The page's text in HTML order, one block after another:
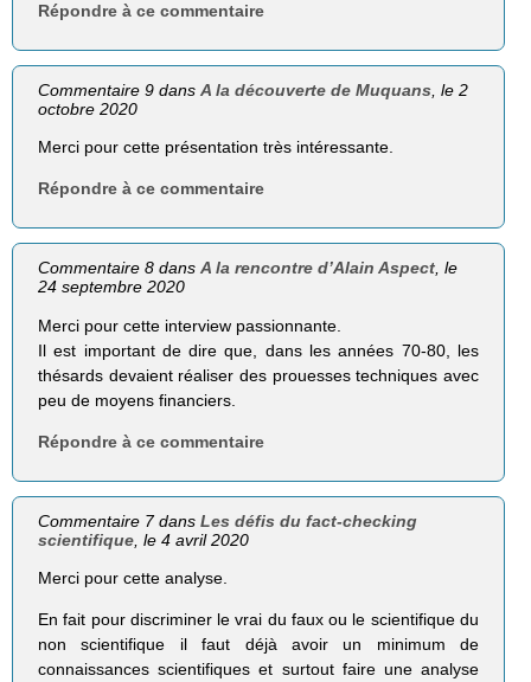
Répondre à ce commentaire
Commentaire 9 dansA la découverte de Muquans, le 2
octobre 2020
Merci pour cette présentation très intéressante.
Répondre à ce commentaire
Commentaire 8 dansA la rencontre d’Alain Aspect, le
24 septembre 2020
Merci pour cette interview passionnante.
Il est important de dire que, dans les années 70-80, les
thésards devaient réaliser des prouesses techniques avec
peu de moyens financiers.
Répondre à ce commentaire
Commentaire 7 dansLes défis du fact-checking
scientifique , le 4 avril 2020
Merci pour cette analyse.
En fait pour discriminer le vrai du faux ou le scientifique du
non scientifique il faut déjà avoir un minimum de
connaissances scientifiques et surtout faire une analyse